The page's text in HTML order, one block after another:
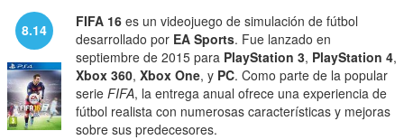
8.14 FIFA 16 es un videojuego de simulación de fútbol
desarrollado por EA Sports. Fue lanzado en
septiembre de 2015 para PlayStation 3, PlayStation 4,
Xbox 360, Xbox One, y PC. Como parte de la popular
serie FIFA, la entrega anual ofrece una experiencia de
fútbol realista con numerosas características y mejoras
sobre sus predecesores.